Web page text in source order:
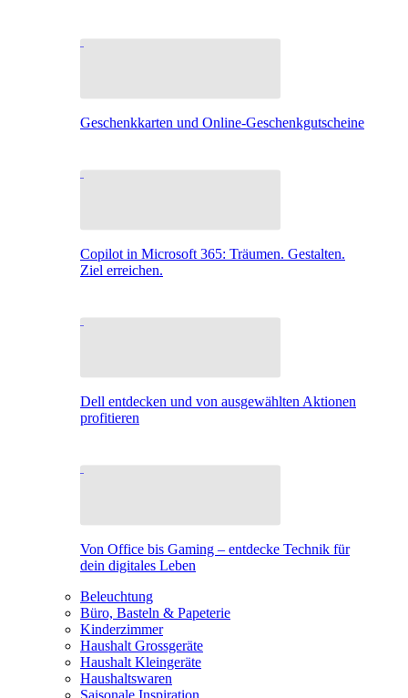
Geschenkkarten und Online-Geschenkgutscheine
Copilot in Microsoft 365: Träumen. Gestalten.
Ziel erreichen.
Dell entdecken und von ausgewählten Aktionen
profitieren
Von Office bis Gaming – entdecke Technik für
dein digitales Leben
Beleuchtung
Büro, Basteln & Papeterie
Kinderzimmer
Haushalt Grossgeräte
Haushalt Kleingeräte
Haushaltswaren
Saisonale Inspiration